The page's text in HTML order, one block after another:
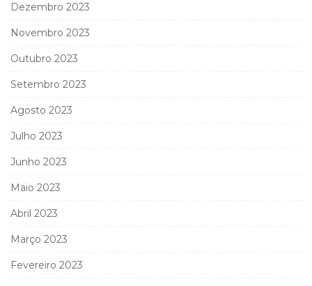
Dezembro 2023
Novembro 2023
Outubro 2023
Setembro 2023
Agosto 2023
Julho 2023
Junho 2023
Maio 2023
Abril 2023
Março 2023
Fevereiro 2023